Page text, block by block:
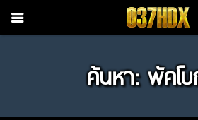
ค้นหา: พัคโ